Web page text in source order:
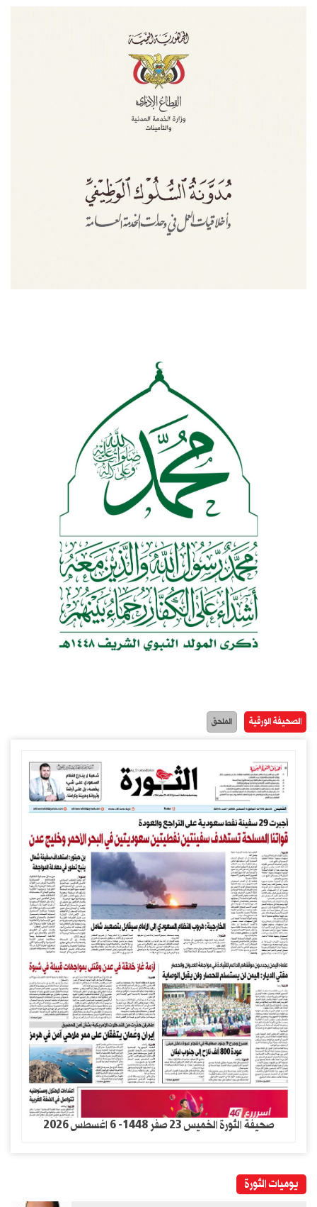
الصحيفة الورقية الملحق
صحيفة الثورة الخميس 23 صفر 1448- 6 اغسطس 2026
يوميات الثورة